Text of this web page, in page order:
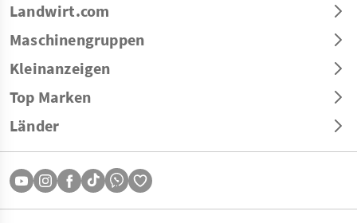
Landwirt.com
Maschinengruppen
Kleinanzeigen
Top Marken
Länder